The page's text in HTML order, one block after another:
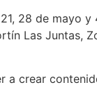
28 de mayo y
Las Juntas,
a crear